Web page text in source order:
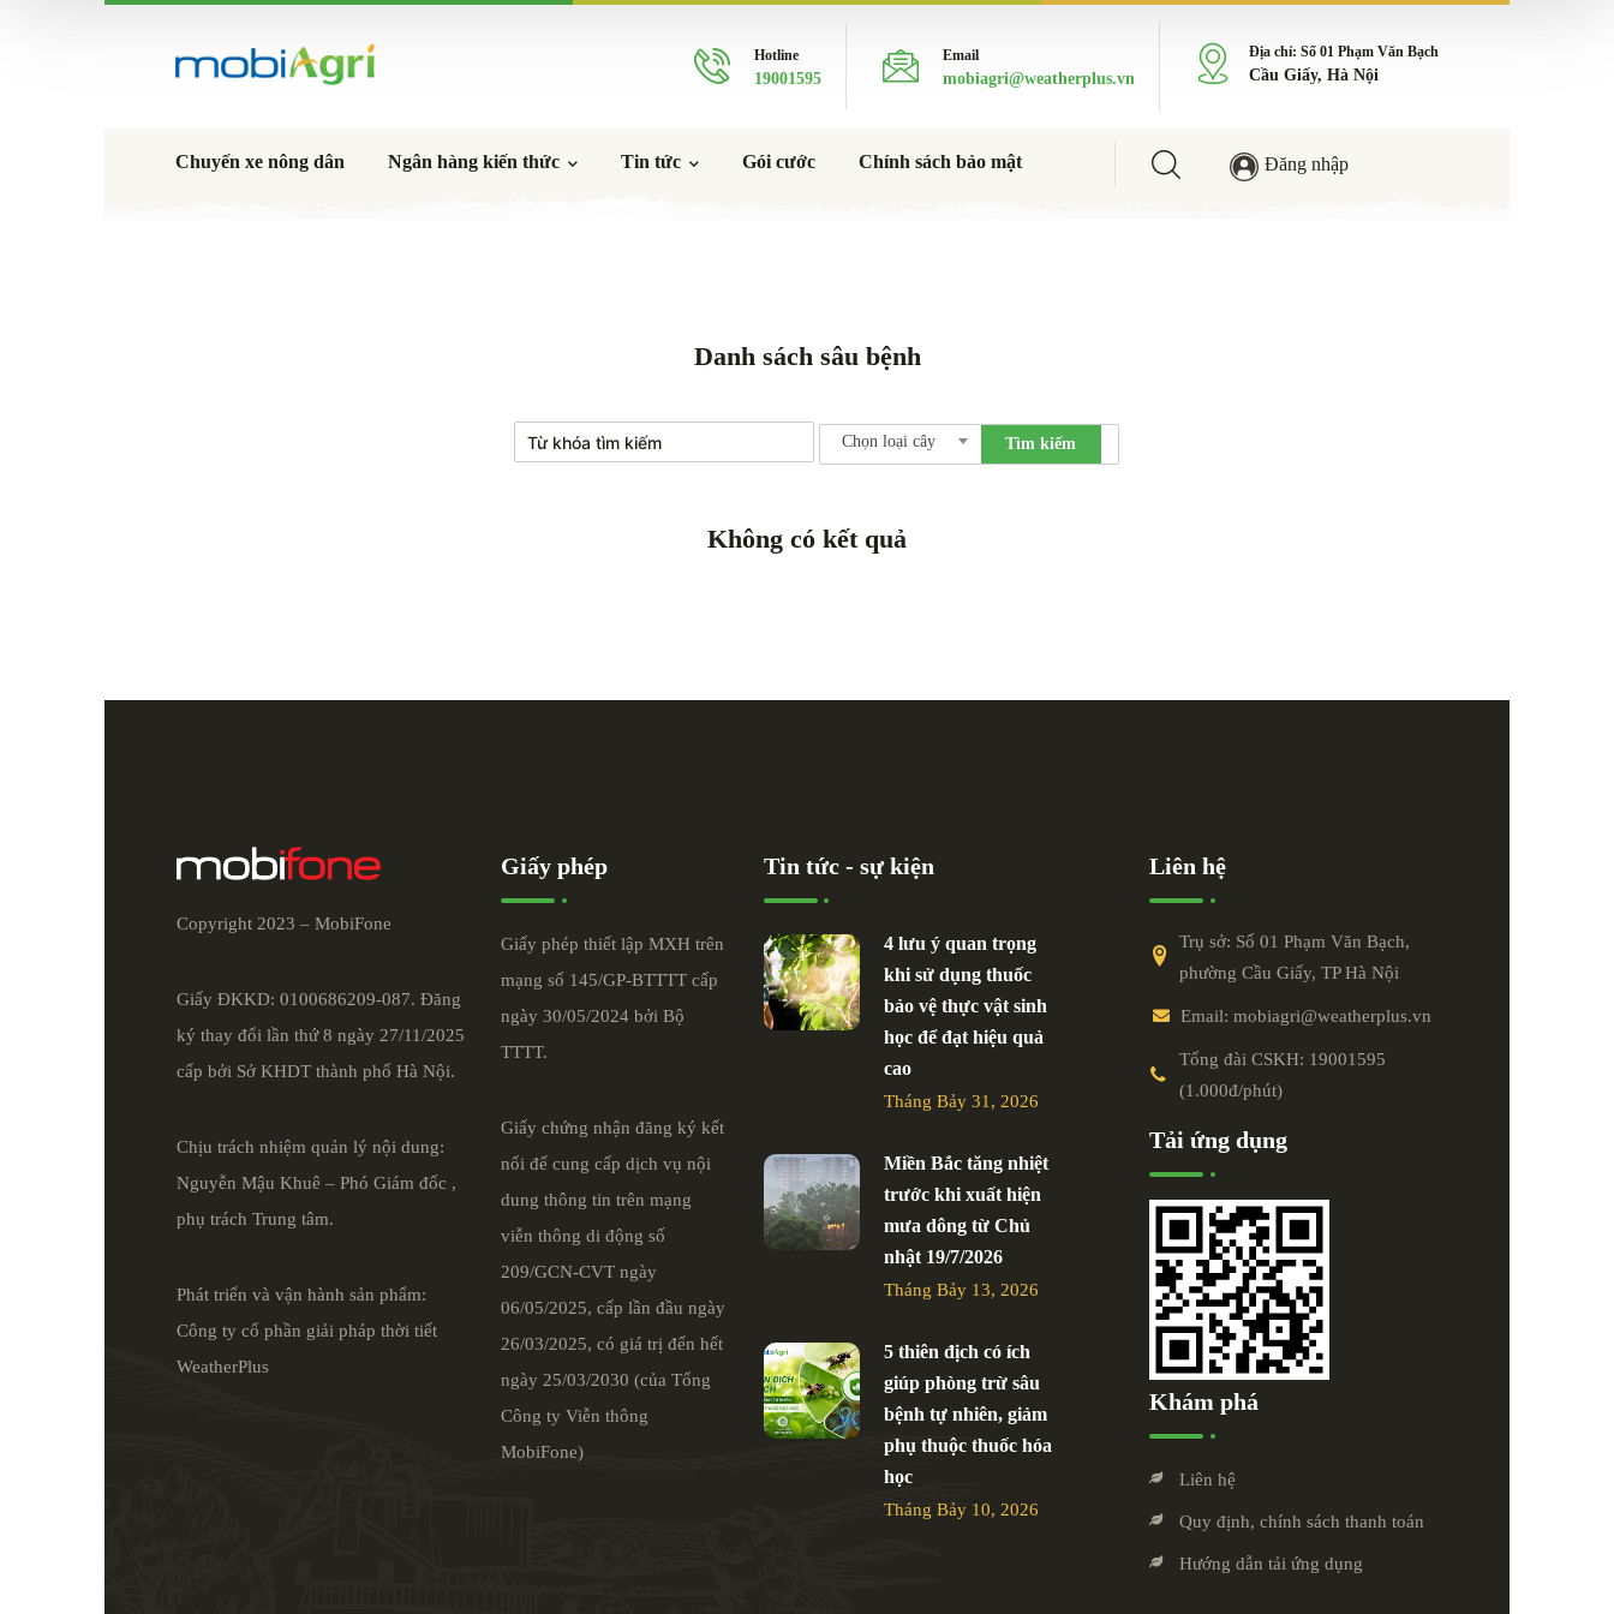
Hotline
19001595
Email
mobiagri@weatherplus.vn
Địa chỉ: Số 01 Phạm Văn Bạch
Cầu Giấy, Hà Nội
Chuyến xe nông dân Ngân hàng kiến thức Tin tức Gói cước Chính sách bảo mật Đăng nhập
Danh sách sâu bệnh
Chọn loại cây Tìm kiếm
Không có kết quả
Copyright 2023 – MobiFone
Giấy ĐKKD: 0100686209-087. Đăng
ký thay đổi lần thứ 8 ngày 27/11/2025
cấp bởi Sở KHDT thành phố Hà Nội.
Chịu trách nhiệm quản lý nội dung:
Nguyễn Mậu Khuê – Phó Giám đốc ,
phụ trách Trung tâm.
Phát triển và vận hành sản phẩm:
Công ty cổ phần giải pháp thời tiết
WeatherPlus
Giấy phép
Giấy phép thiết lập MXH trên
mạng số 145/GP-BTTTT cấp
ngày 30/05/2024 bởi Bộ
TTTT.
Giấy chứng nhận đăng ký kết
nối để cung cấp dịch vụ nội
dung thông tin trên mạng
viễn thông di động số
209/GCN-CVT ngày
06/05/2025, cấp lần đầu ngày
26/03/2025, có giá trị đến hết
ngày 25/03/2030 (của Tổng
Công ty Viễn thông
MobiFone)
Tin tức - sự kiện
4 lưu ý quan trọng
khi sử dụng thuốc
bảo vệ thực vật sinh
học để đạt hiệu quả
cao
Tháng Bảy 31, 2026
Miền Bắc tăng nhiệt
trước khi xuất hiện
mưa dông từ Chủ
nhật 19/7/2026
Tháng Bảy 13, 2026
5 thiên địch có ích
giúp phòng trừ sâu
bệnh tự nhiên, giảm
phụ thuộc thuốc hóa
học
Tháng Bảy 10, 2026
Liên hệ
Trụ sở: Số 01 Phạm Văn Bạch,
phường Cầu Giấy, TP Hà Nội
Email: mobiagri@weatherplus.vn
Tổng đài CSKH: 19001595
(1.000đ/phút)
Tải ứng dụng
Khám phá
Liên hệ
Quy định, chính sách thanh toán
Hướng dẫn tải ứng dụng